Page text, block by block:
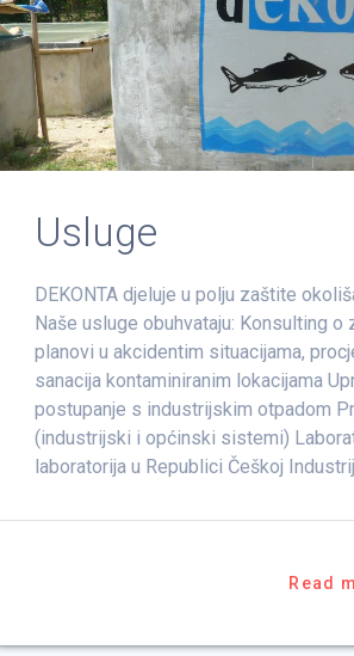
Usluge
DEKONTA djeluje u polju zaštite
Naše usluge obuhvataju: Konsulting
planovi u akcidentim situacijama,
sanacija kontaminiranim lokacijama
postupanje s industrijskim otpadom
(industrijski i općinski sistemi)
laboratorija u Republici Češkoj
Read